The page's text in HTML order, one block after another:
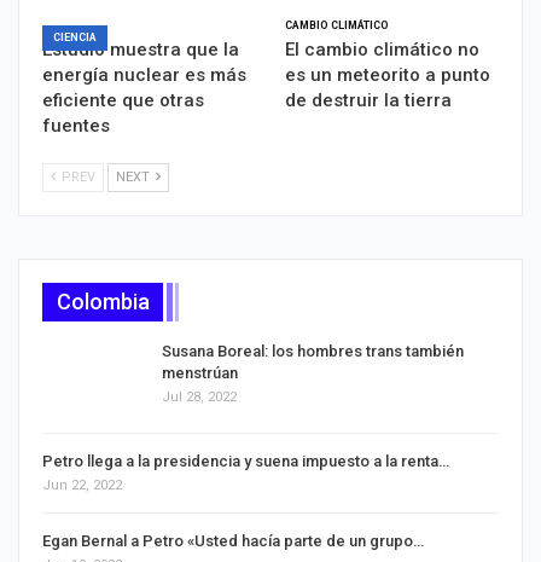
CIENCIA
Estudio muestra que la
energía nuclear es más
eficiente que otras
fuentes
CAMBIO CLIMÁTICO
El cambio climático no
es un meteorito a punto
de destruir la tierra
PREV NEXT
Colombia
Susana Boreal: los hombres trans también
menstrúan
Jul 28, 2022
Petro llega a la presidencia y suena impuesto a la renta…
Jun 22, 2022
Egan Bernal a Petro «Usted hacía parte de un grupo…